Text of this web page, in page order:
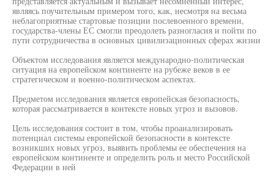
являясь поучительным примером того, как, несмотря на весьма
неблагоприятные стартовые позиции послевоенного времени,
государства-члены ЕС смогли преодолеть разногласия и пойти по
пути сотрудничества в основных цивилизационных сферах жизни
Объектом исследования является международно-политическая
ситуация на европейском континенте на рубеже веков в ее
стратегическом и военно-политическом аспектах.
Предметом исследования является европейская безопасность,
которая рассматривается в контексте новых угроз и вызовов.
Цель исследования состоит в том, чтобы проанализировать
потенциал системы европейской безопасности в контексте
возникших новых угроз, выявить проблемы ее обеспечения на
европейском континенте и определить роль и место Российской
Федерации в ней